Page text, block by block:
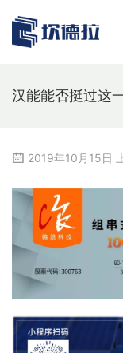
汉能能否挺过这
2019年10月15日